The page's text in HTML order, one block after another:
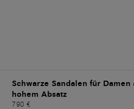
Schwarze Sandalen für
hohem Absatz
790 €